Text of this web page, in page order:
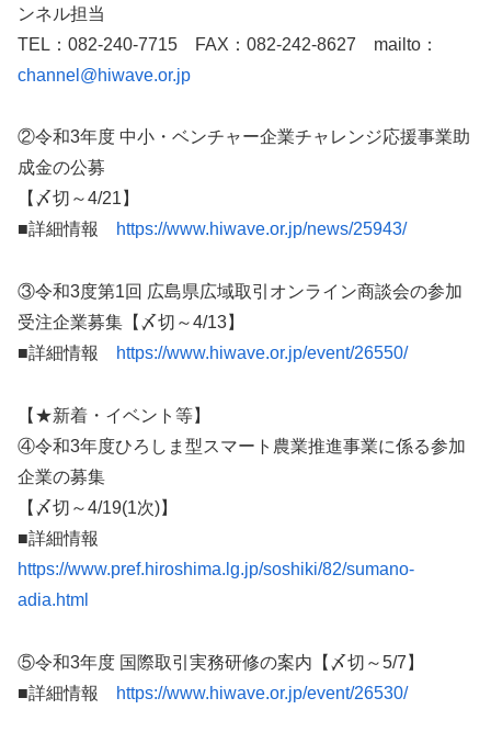
ンネル担当
TEL：082-240-7715 FAX：082-242-8627 mailto：
channel@hiwave.or.jp
②令和3年度 中小・ベンチャー企業チャレンジ応援事業助
成金の公募
【〆切～4/21】
■詳細情報
https://www.hiwave.or.jp/news/25943/
③令和3度第1回 広島県広域取引オンライン商談会の参加
受注企業募集【〆切～4/13】
■詳細情報
https://www.hiwave.or.jp/event/26550/
【★新着・イベント等】
④令和3年度ひろしま型スマート農業推進事業に係る参加
企業の募集
【〆切～4/19(1次)】
■詳細情報
https://www.pref.hiroshima.lg.jp/soshiki/82/sumano-
adia.html
⑤令和3年度 国際取引実務研修の案内【〆切～5/7】
■詳細情報
https://www.hiwave.or.jp/event/26530/